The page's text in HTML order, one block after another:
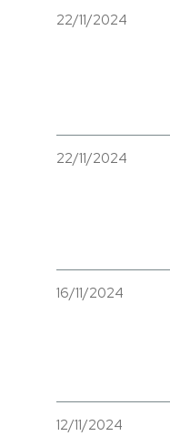
22/11/2024
22/11/2024
16/11/2024
12/11/2024